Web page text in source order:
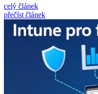
celý článek
přečíst článek